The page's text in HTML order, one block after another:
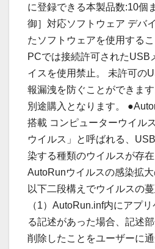
に登録できる本製品数:10個
御］対応ソフトウェア デバ
たソフトウェアを使用する
PCでは接続許可されたUSB
イスを使用禁止。 未許可の
報漏洩を防ぐことができま
別途購入となります。
搭載 コンピューターウイル
ウイルス」と呼ばれる、
染する種類のウイルスが存
AutoRunウイルスの感染拡大
以下二段構えでウイルスの蔓
（1）AutoRun.inf内にアプ
る記述があった場合、記述
削除したことをユーザーに